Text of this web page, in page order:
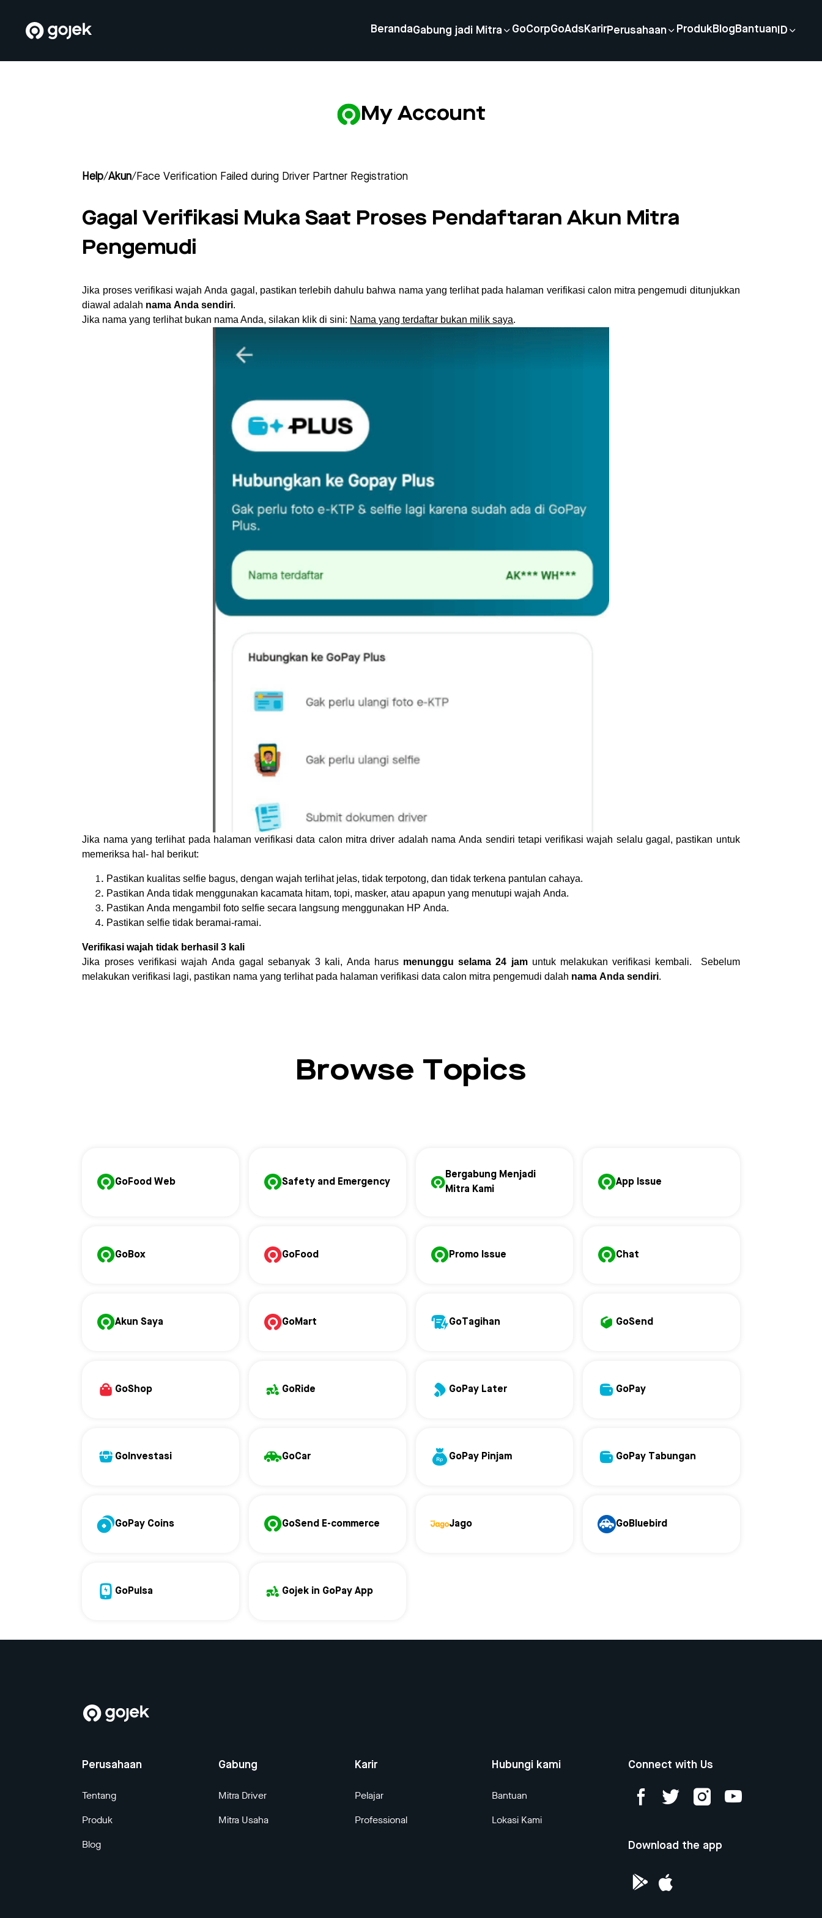
BerandaGabung jadi Mitra GoCorpGoAds KarirPerusahaan ProdukBlog Bantuan ID
My Account
Help/Akun/ Face Verification Failed during Driver Partner Registration
Gagal Verifikasi Muka Saat Proses Pendaftaran Akun Mitra
Pengemudi
Jika proses verifikasi wajah Anda gagal, pastikan terlebih dahulu bahwa nama yang terlihat pada halaman verifikasi calon mitra pengemudi ditunjukkan
diawal adalah nama Anda sendiri.
Jika nama yang terlihat bukan nama Anda, silakan klik di sini: Nama yang terdaftar bukan milik saya.
Jika nama yang terlihat pada halaman verifikasi data calon mitra driver adalah nama Anda sendiri tetapi verifikasi wajah selalu gagal, pastikan untuk
memeriksa hal- hal berikut:
Pastikan kualitas selfie bagus, dengan wajah terlihat jelas, tidak terpotong, dan tidak terkena pantulan cahaya.
Pastikan Anda tidak menggunakan kacamata hitam, topi, masker, atau apapun yang menutupi wajah Anda.
Pastikan Anda mengambil foto selfie secara langsung menggunakan HP Anda.
Pastikan selfie tidak beramai-ramai.
Verifikasi wajah tidak berhasil 3 kali
Jika proses verifikasi wajah Anda gagal sebanyak 3 kali, Anda harus menunggu selama 24 jamuntuk melakukan verifikasi kembali. Sebelum
melakukan verifikasi lagi, pastikan nama yang terlihat pada halaman verifikasi data calon mitra pengemudi dalah nama Anda sendiri.
Browse Topics
GoFood Web Safety and Emergency
Bergabung Menjadi
Mitra Kami
App Issue
GoBox GoFood Promo Issue Chat
Akun Saya GoMart GoTagihan GoSend
GoShop GoRide GoPay Later GoPay
GoInvestasi GoCar GoPay Pinjam GoPay Tabungan
GoPay Coins GoSend E-commerce Jago GoBluebird
GoPulsa Gojek in GoPay App
Perusahaan
Tentang
Produk
Blog
Gabung
Mitra Driver
Mitra Usaha
Karir
Pelajar
Professional
Hubungi kami
Bantuan
Lokasi Kami
Connect with Us
Download the app